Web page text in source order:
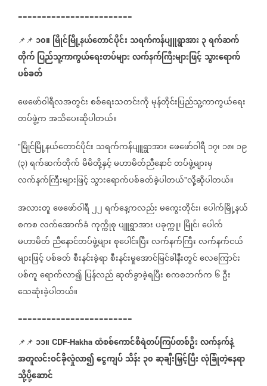
========================
📌📌 ၁၀။ မြိုင်မြို့နယ်တောင်ပိုင်းသရက်ကန်ပျူရွာအား၃ရက်ဆက်
တိုက်ပြည်သူ့ကာကွယ်ရေးတပ်များလက်နက်ကြီးများဖြင့်သွားရောက်
ပစ်ခတ်
ဖေဖော်ဝါရီလအတွင်းစစ်ရေးသတင်းကိုမုန်တိုင်းပြည်သူ့ကာကွယ်ရေး
တပ်ဖွဲ့ကအသိပေးဆိုပါတယ်။
"မြိုင်မြို့နယ်တောင်ပိုင်း သရက်ကန်ပျူရွာအားဖေဖော်ဝါရီ ၁၇၊ ၁၈၊ ၁၉
(၃) ရက်ဆက်တိုက်မိမိတို့နှင့်မဟာမိတ်ညီနောင်တပ်ဖွဲ့များမှ
လက်နက်ကြီးများဖြင့်သွားရောက်ပစ်ခတ်ခဲ့ပါတယ်"လို့ဆိုပါတယ်။
အလားတူဖေဖော်ဝါရီ၂၂ရက်နေ့ကလည်းမကွေးတိုင်း၊ပေါက်မြို့နယ်
စကစလက်အောက်ခံကုက္ကိုစုပျူရွာအားပခုက္ကူ၊ မြိုင်၊ပေါက်
မဟာမိတ် ညီနောင်တပ်ဖွဲ့များစုပေါင်းပြီးလက်နက်ကြီးလက်နက်ငယ်
များဖြင့်ပစ်ခတ်စီးနင်းခဲ့ရာစီးနင်းမှုအောင်မြင်ခါနီးတွင်လေကြောင်း
ပစ်ကူရောက်လာ၍ ပြန်လည်ဆုတ်ခွာခဲ့ရပြီးစကစဘက်က ၆ဦး
သေဆုံးခဲ့ပါတယ်။
========================
📌📌 ၁၁။ CDF-Hakha ထံစစ်ကောင်စီရဲတပ်ကြပ်တစ်ဦးလက်နက်နဲ့
အတူလင်းဝင်ခိုလှုံလာ၍ငွေကျပ်သိန်း၃၀ဆုချီးမြှင့်ပြီးလုံခြုံတဲ့နေရာ
သို့ပို့ဆောင်